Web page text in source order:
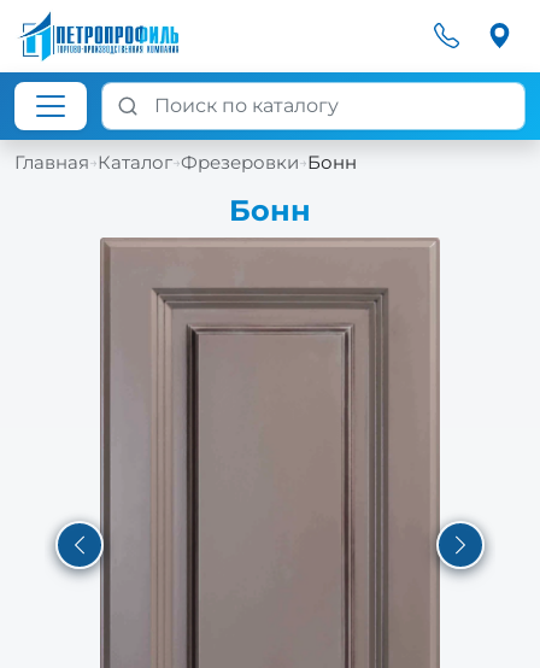
Главная→Каталог→Фрезеровки→Бонн
Бонн
Previous Next